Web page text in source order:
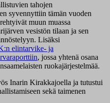
tahojen
syvennyttiin tämän vuoden
muun muassa
vesistön tilaan ja sen
Lisäksi
elintarvike- ja
, jossa yhtenä osana
ruokajärjestelmää.
Inarin Kirakkajoella ja tutustui
sekä taimenen